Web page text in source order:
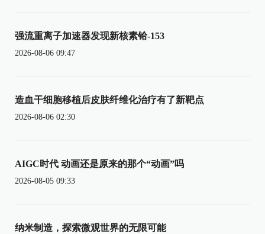
强流重离子加速器发现新核素铪-153
2026-08-06 09:47
造血干细胞移植后皮肤纤维化治疗有了新靶点
2026-08-06 02:30
AIGC时代 动画还是原来的那个“动画”吗
2026-08-05 09:33
纳米制造，探索微观世界的无限可能